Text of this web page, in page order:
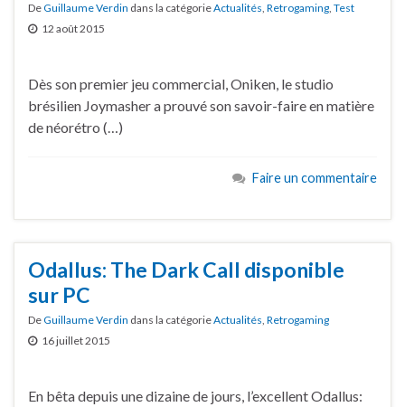
DeGuillaume Verdin dans la catégorieActualités, Retrogaming, Test
12 août 2015
Dès son premier jeu commercial, Oniken, le studio
brésilien Joymasher a prouvé son savoir-faire en matière
de néorétro (…)
Faire un commentaire
Odallus: The Dark Call disponible
sur PC
DeGuillaume Verdin dans la catégorieActualités Retrogaming
16 juillet 2015
En bêta depuis une dizaine de jours, l’excellent Odallus: